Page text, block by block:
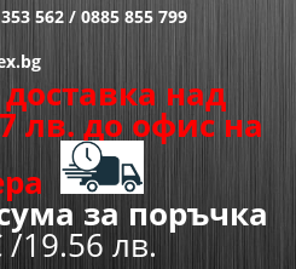
562 / 0885 855 799
над
лв. до офис на
за поръчка
/19.56 лв.